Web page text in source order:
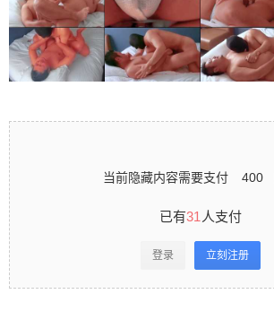
当前隐藏内容需要支付 400
已有31 人支付
登录 立刻注册
扫描二维码继续阅读